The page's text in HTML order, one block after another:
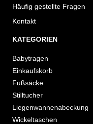
Häufig gestellte Fragen
Kontakt
KATEGORIEN
Babytragen
Einkaufskorb
Fußsäcke
Stilltucher
Liegenwannenabeckung
Wickeltaschen